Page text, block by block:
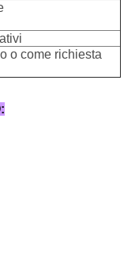
o come richiesta